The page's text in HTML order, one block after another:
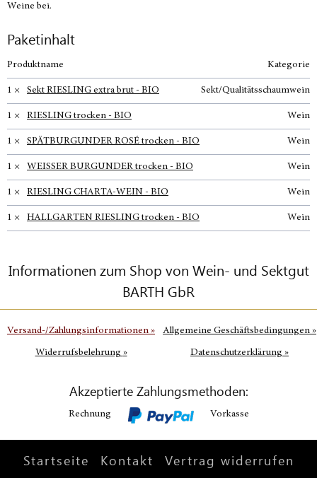
Weine bei.
Paketinhalt
Produktname Kategorie
1 × Sekt RIESLING extra brut - BIO Sekt/Qualitätsschaumwein
1 × RIESLING trocken - BIO Wein
1 × SPÄTBURGUNDER ROSÉ trocken - BIO Wein
1 × WEISSER BURGUNDER trocken - BIO Wein
1 × RIESLING CHARTA-WEIN - BIO Wein
1 × HALLGARTEN RIESLING trocken - BIO Wein
Informationen zum Shop von Wein- und Sektgut
BARTH GbR
Versand-/Zahlungsinformationen » Allgemeine Geschäftsbedingungen »
Widerrufsbelehrung » Datenschutzerklärung »
Akzeptierte Zahlungsmethoden:
Rechnung Vorkasse
Startseite Kontakt
Vertrag widerrufen